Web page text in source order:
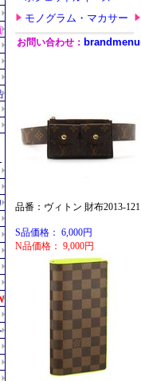
品番：ヴィトン 財布2013-121
S品価格： 6,000円
N品価格： 9,000円